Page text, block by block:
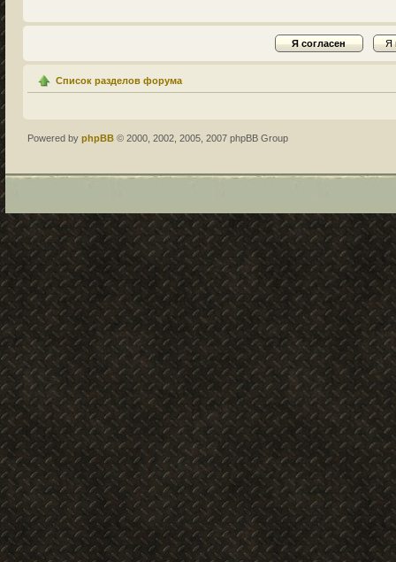
Список разделов форума
Powered by phpBB © 2000, 2002, 2005, 2007 phpBB Group